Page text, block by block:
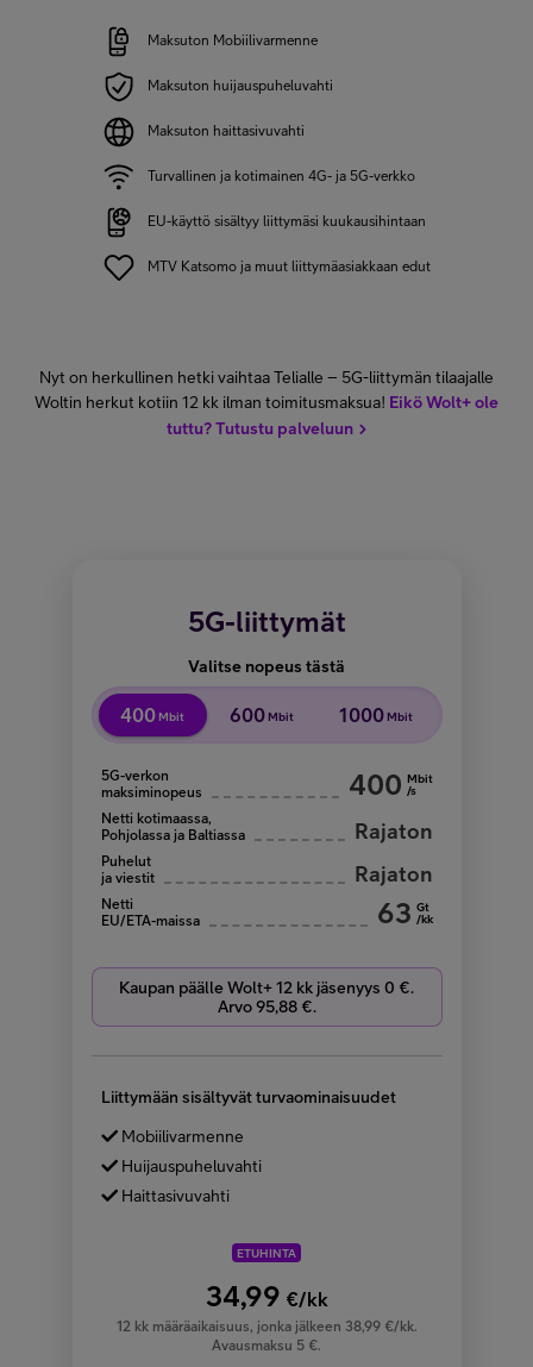
Maksuton Mobiilivarmenne
Maksuton huijauspuheluvahti
Maksuton haittasivuvahti
Turvallinen ja kotimainen 4G- ja 5G-verkko
EU-käyttö sisältyy liittymäsi kuukausihintaan
MTV Katsomo ja muut liittymäasiakkaan edut
Nyt on herkullinen hetki vaihtaa Telialle – 5G-liittymän tilaajalle
Woltin herkut kotiin 12 kk ilman toimitusmaksua! Eikö Wolt+ ole
tuttu? Tutustu palveluun
5G-liittymät
Valitse nopeus tästä
400Mbit 600Mbit 1000Mbit
5G-verkon
maksiminopeus
400 Mbit
/s
Netti kotimaassa,
Pohjolassa ja Baltiassa
Rajaton
Puhelut
ja viestit
Rajaton
Netti
EU/ETA-maissa
63 Gt
/kk
Kaupan päälle Wolt+ 12 kk jäsenyys 0 €.
Arvo 95,88 €.
Liittymään sisältyvät turvaominaisuudet
Mobiilivarmenne
Huijauspuheluvahti
Haittasivuvahti
ETUHINTA
34,99 €/kk
12 kk määräaikaisuus, jonka jälkeen 38,99 €/kk.
Avausmaksu 5 €.